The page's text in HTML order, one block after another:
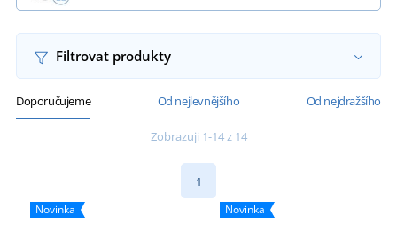
Filtrovat produkty
Doporučujeme Od nejlevnějšího Od nejdražšího
Zobrazuji 1-14 z 14
1
Novinka Novinka